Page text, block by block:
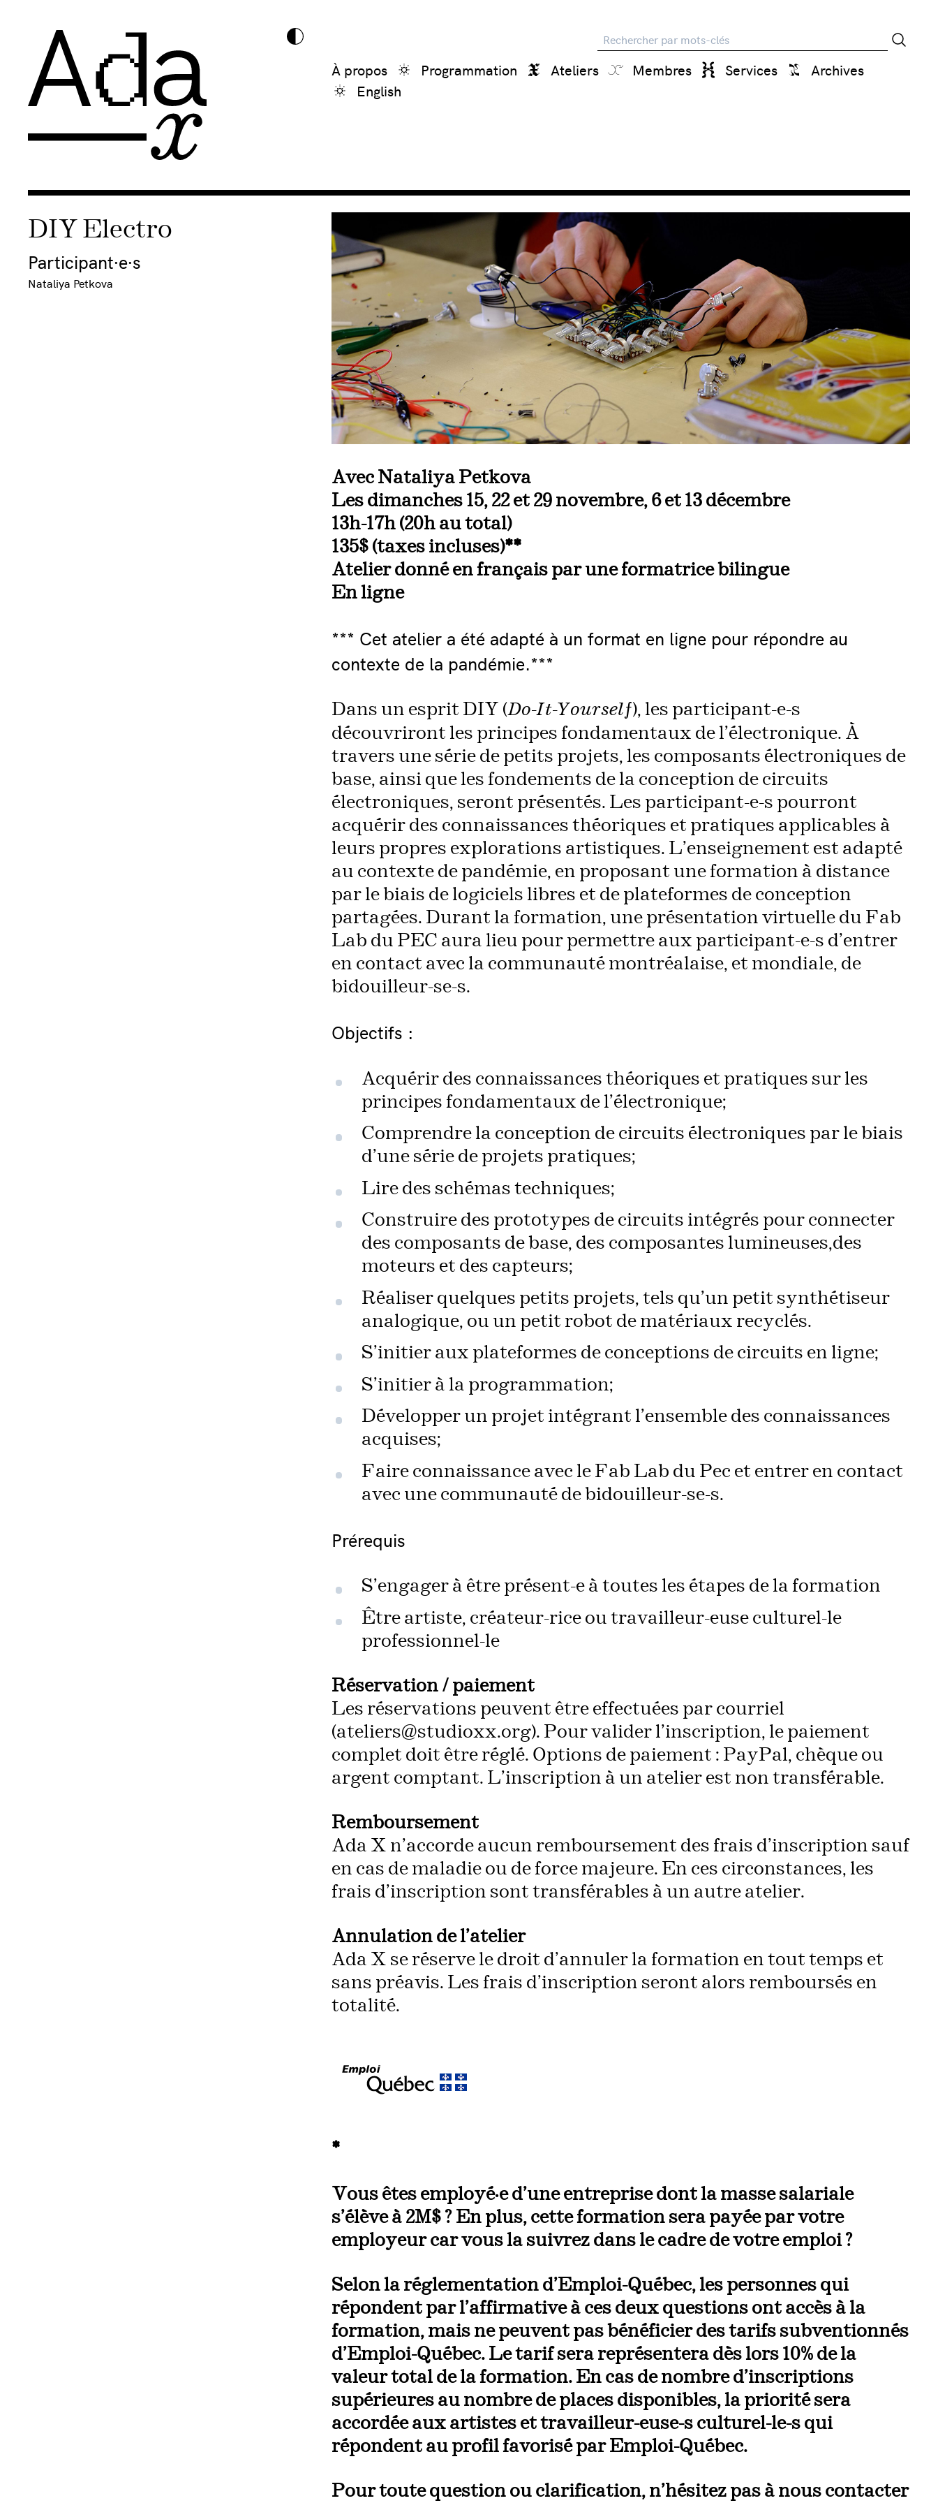
Recherche
À propos Programmation Ateliers Membres Services
Archives
English
DIY Electro
Participant·e·s
Nataliya Petkova
Avec Nataliya Petkova
Les dimanches 15, 22 et 29 novembre, 6 et 13 décembre
13h-17h (20h au total)
135$ (taxes incluses)**
Atelier donné en français par une formatrice bilingue
En ligne
*** Cet atelier a été adapté à un format en ligne pour répondre au
contexte de la pandémie.***
Dans un esprit DIY (Do-It-Yourself), les participant-e-s
découvriront les principes fondamentaux de l’électronique. À
travers une série de petits projets, les composants électroniques de
base, ainsi que les fondements de la conception de circuits
électroniques, seront présentés. Les participant-e-s pourront
acquérir des connaissances théoriques et pratiques applicables à
leurs propres explorations artistiques. L’enseignement est adapté
au contexte de pandémie, en proposant une formation à distance
par le biais de logiciels libres et de plateformes de conception
partagées. Durant la formation, une présentation virtuelle du Fab
Lab du PEC aura lieu pour permettre aux participant-e-s d’entrer
en contact avec la communauté montréalaise, et mondiale, de
bidouilleur-se-s.
Objectifs :
Acquérir des connaissances théoriques et pratiques sur les
principes fondamentaux de l’électronique;
Comprendre la conception de circuits électroniques par le biais
d’une série de projets pratiques;
Lire des schémas techniques;
Construire des prototypes de circuits intégrés pour connecter
des composants de base, des composantes lumineuses,des
moteurs et des capteurs;
Réaliser quelques petits projets, tels qu’un petit synthétiseur
analogique, ou un petit robot de matériaux recyclés.
S’initier aux plateformes de conceptions de circuits en ligne;
S’initier à la programmation;
Développer un projet intégrant l’ensemble des connaissances
acquises;
Faire connaissance avec le Fab Lab du Pec et entrer en contact
avec une communauté de bidouilleur-se-s.
Prérequis
S’engager à être présent-e à toutes les étapes de la formation
Être artiste, créateur-rice ou travailleur-euse culturel-le
professionnel-le
Réservation / paiement
Les réservations peuvent être effectuées par courriel
(ateliers@studioxx.org). Pour valider l’inscription, le paiement
complet doit être réglé. Options de paiement : PayPal, chèque ou
argent comptant. L’inscription à un atelier est non transférable.
Remboursement
Ada X n’accorde aucun remboursement des frais d’inscription sauf
en cas de maladie ou de force majeure. En ces circonstances, les
frais d’inscription sont transférables à un autre atelier.
Annulation de l’atelier
Ada X se réserve le droit d’annuler la formation en tout temps et
sans préavis. Les frais d’inscription seront alors remboursés en
totalité.
*
Vous êtes employé·e d’une entreprise dont la masse salariale
s’élève à 2M$ ? En plus, cette formation sera payée par votre
employeur car vous la suivrez dans le cadre de votre emploi ?
Selon la réglementation d’Emploi-Québec, les personnes qui
répondent par l’affirmative à ces deux questions ont accès à la
formation, mais ne peuvent pas bénéficier des tarifs subventionnés
d’Emploi-Québec. Le tarif sera représentera dès lors 10% de la
valeur total de la formation. En cas de nombre d’inscriptions
supérieures au nombre de places disponibles, la priorité sera
accordée aux artistes et travailleur-euse-s culturel-le-s qui
répondent au profil favorisé par Emploi-Québec.
Pour toute question ou clarification, n’hésitez pas à nous contacter